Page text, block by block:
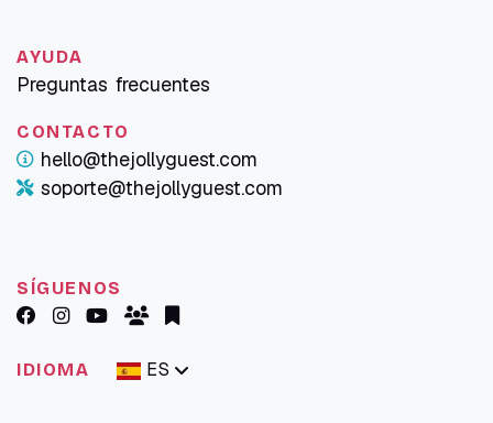
AYUDA
Preguntas frecuentes
CONTACTO
hello@thejollyguest.com
soporte@thejollyguest.com
SÍGUENOS
IDIOMA ES